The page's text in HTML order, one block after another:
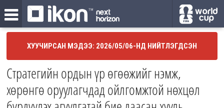
ХУУЧИРСАН МЭДЭЭ: 2026/05/06-НД НИЙТЛЭГДСЭН
Стратегийн ордын үр өгөөжийг нэмж,
хөрөнгө оруулагчдад ойлгомжтой нөхцөл